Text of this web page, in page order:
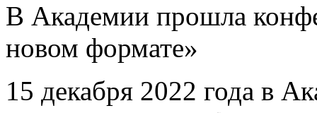
В Академии прошла
новом формате»
15 декабря 2022 года в